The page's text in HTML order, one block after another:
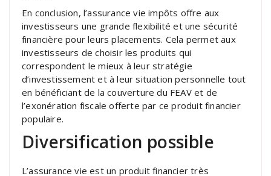
En conclusion, l’assurance vie impôts offre aux
investisseurs une grande flexibilité et une sécurité
financière pour leurs placements. Cela permet aux
investisseurs de choisir les produits qui
correspondent le mieux à leur stratégie
d’investissement et à leur situation personnelle tout
en bénéficiant de la couverture du FEAV et de
l’exonération fiscale offerte par ce produit financier
populaire.
Diversification possible
L’assurance vie est un produit financier très